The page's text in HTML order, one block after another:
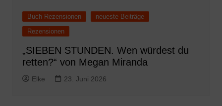
Buch Rezensionen
neueste Beiträge
Rezensionen
„SIEBEN STUNDEN. Wen würdest du
retten?“ von Megan Miranda
Elke 23. Juni 2026